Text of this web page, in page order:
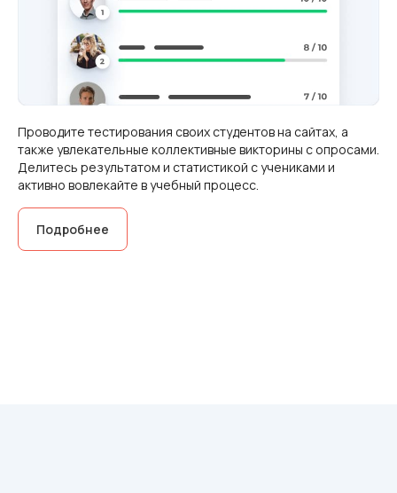
Проводите тестирования своих студентов на сайтах, а
также увлекательные коллективные викторины с опросами.
Делитесь результатом и статистикой с учениками и
активно вовлекайте в учебный процесс.
Подробнее